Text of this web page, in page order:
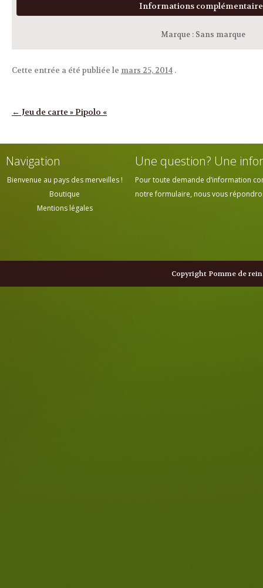
Informations
Marque : Sans marque
Cette entrée a été publiée le mars 25, 2014 .
Navigation des articles
← Jeu de carte » Pipolo «
Navigation
Bienvenue au pays des merveilles !
Boutique
Mentions légales
Une question? Une
Pour toute demande d’information
notre formulaire, nous vous
Copyright Pomme de